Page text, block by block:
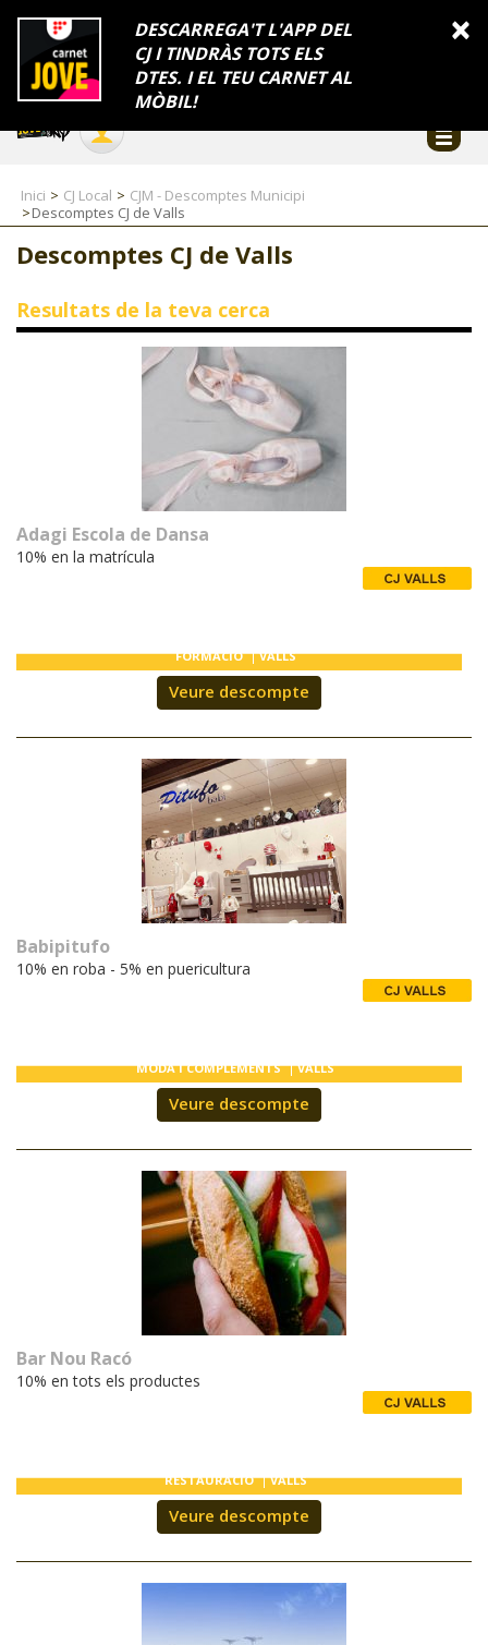
×
DESCARREGA'T L'APP DEL
CJ I TINDRÀS TOTS ELS
DTES. I EL TEU CARNET AL
MÒBIL!
Català
Temes
Serveis Generalitat Catalunya Seu electrònica
FES-TE EL CJ
COL·LABORADORS
CONTACTE
CJ EMANCIPACIÓ
CJ SALUT
CJ INTERNACIONAL
CJ LOCAL
Inici CJ Local
CJM - Descomptes Municipi
Descomptes CJ de Valls
Descomptes CJ de Valls
Resultats de la teva cerca
Adagi Escola de Dansa
10% en la matrícula
FORMACIÓ VALLS
Veure descompte
Babipitufo
10% en roba - 5% en puericultura
MODA I COMPLEMENTS VALLS
Veure descompte
Bar Nou Racó
10% en tots els productes
RESTAURACIÓ VALLS
Veure descompte